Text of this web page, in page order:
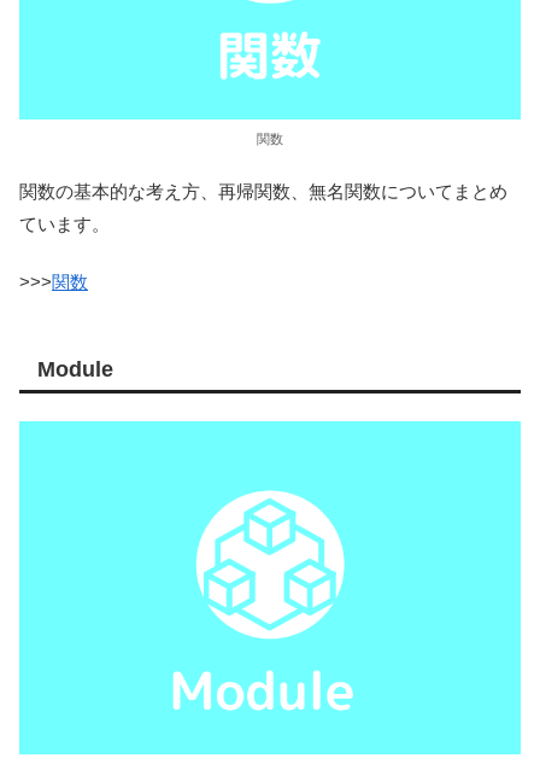
関数
関数の基本的な考え方、再帰関数、無名関数についてまとめ
ています。
>>>関数
Module